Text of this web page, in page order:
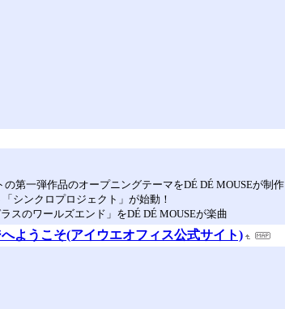
第一弾作品のオープニングテーマをDÉ DÉ MOUSEが制
シンクロプロジェクト」が始動！
スのワールズエンド」をDÉ DÉ MOUSEが楽曲
ようこそ(アイウエオフィス公式サイト)